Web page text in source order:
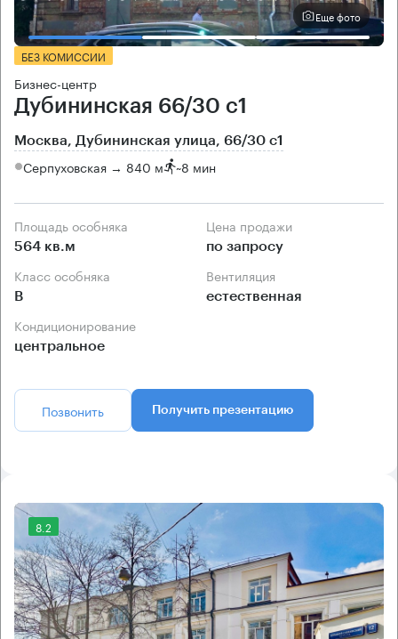
Еще фото
БЕЗ КОМИССИИ
Бизнес-центр
Дубининская 66/30 с1
Москва, Дубининская улица, 66/30 с1
Серпуховская → 840 м ~8 мин
Площадь особняка
564 кв.м
Цена продажи
по запросу
Класс особняка
B
Вентиляция
естественная
Кондиционирование
центральное
Позвонить Получить презентацию
8.2